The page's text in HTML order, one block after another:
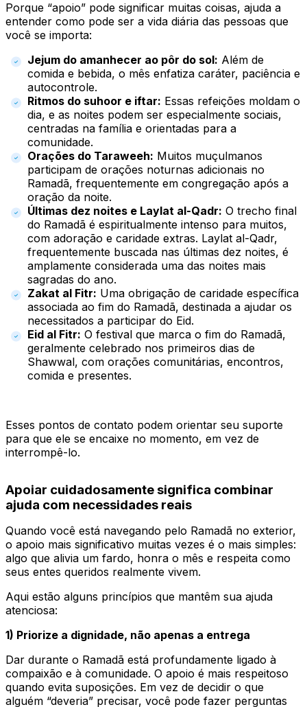
Porque “apoio” pode significar muitas coisas, ajuda a
entender como pode ser a vida diária das pessoas que
você se importa:
Jejum do amanhecer ao pôr do sol: Além de
comida e bebida, o mês enfatiza caráter, paciência e
autocontrole.
Ritmos do suhoor e iftar: Essas refeições moldam o
dia, e as noites podem ser especialmente sociais,
centradas na família e orientadas para a
comunidade.
Orações do Taraweeh: Muitos muçulmanos
participam de orações noturnas adicionais no
Ramadã, frequentemente em congregação após a
oração da noite.
Últimas dez noites e Laylat al-Qadr: O trecho final
do Ramadã é espiritualmente intenso para muitos,
com adoração e caridade extras. Laylat al-Qadr,
frequentemente buscada nas últimas dez noites, é
amplamente considerada uma das noites mais
sagradas do ano.
Zakat al Fitr: Uma obrigação de caridade específica
associada ao fim do Ramadã, destinada a ajudar os
necessitados a participar do Eid.
Eid al Fitr: O festival que marca o fim do Ramadã,
geralmente celebrado nos primeiros dias de
Shawwal, com orações comunitárias, encontros,
comida e presentes.
Esses pontos de contato podem orientar seu suporte
para que ele se encaixe no momento, em vez de
interrompê-lo.
Apoiar cuidadosamente significa combinar
ajuda com necessidades reais
Quando você está navegando pelo Ramadã no exterior,
o apoio mais significativo muitas vezes é o mais simples:
algo que alivia um fardo, honra o mês e respeita como
seus entes queridos realmente vivem.
Aqui estão alguns princípios que mantêm sua ajuda
atenciosa:
1) Priorize a dignidade, não apenas a entrega
Dar durante o Ramadã está profundamente ligado à
compaixão e à comunidade. O apoio é mais respeitoso
quando evita suposições. Em vez de decidir o que
alguém “deveria” precisar, você pode fazer perguntas